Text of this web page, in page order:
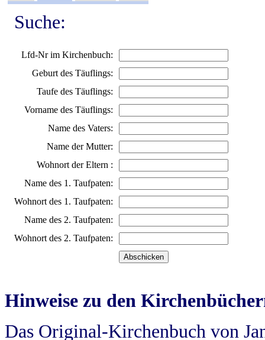
Suche:
Lfd-Nr im Kirchenbuch:
Geburt des Täuflings:
Taufe des Täuflings:
Vorname des Täuflings:
Name des Vaters:
Name der Mutter:
Wohnort der Eltern :
Name des 1. Taufpaten:
Wohnort des 1. Taufpaten:
Name des 2. Taufpaten:
Wohnort des 2. Taufpaten:
Hinweise zu den
Das Original-Kirchenbuch von